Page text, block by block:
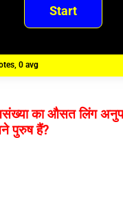
0 avg
का औसत लिंग
पुरुष हैं?